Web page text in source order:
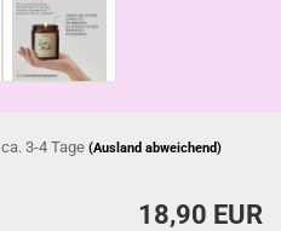
ca. 3-4 Tage(Ausland abweichend)
18,90 EUR